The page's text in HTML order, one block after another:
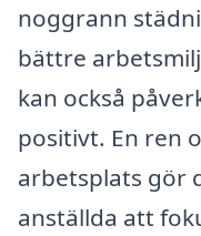
noggrann
bättre
kan också
positivt. En ren
arbetsplats gör
anställda att